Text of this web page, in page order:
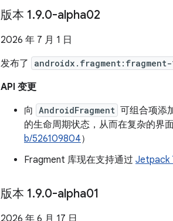
版本 1.9.0-alpha02
2026 年 7 月 1 日
发布了
API 变更
向 AndroidFragment 可组合项添
的生命周期状态，从而在复杂的界
b/526109804）
Fragment 库现在支持通过 Jetpack
版本 1.9.0-alpha01
2026 年 6 月 17 日